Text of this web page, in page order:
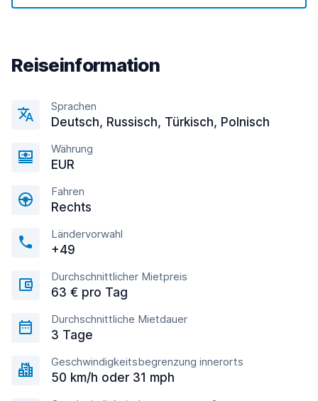
Reiseinformation
Sprachen
Deutsch, Russisch, Türkisch, Polnisch
Währung
EUR
Fahren
Rechts
Ländervorwahl
+49
Durchschnittlicher Mietpreis
63 € pro Tag
Durchschnittliche Mietdauer
3 Tage
Geschwindigkeitsbegrenzung innerorts
50 km/h oder 31 mph